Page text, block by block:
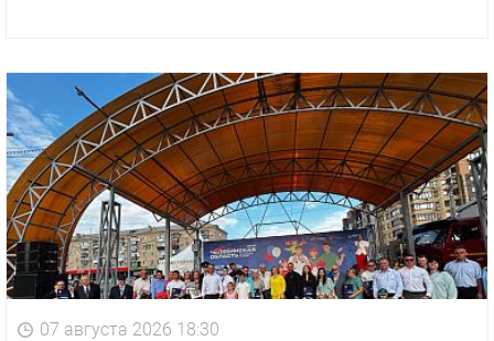
07 августа 2026 18:30